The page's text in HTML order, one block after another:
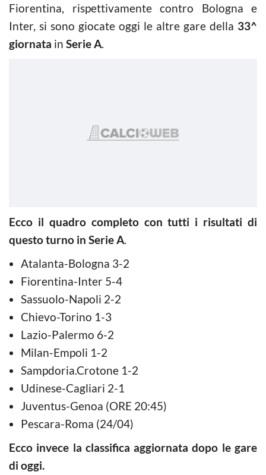
Fiorentina, rispettivamente contro Bologna e
Inter, si sono giocate oggi le altre gare della 33^
giornata in Serie A.
Ecco il quadro completo con tutti i risultati di
questo turno in Serie A.
Atalanta-Bologna 3-2
Fiorentina-Inter 5-4
Sassuolo-Napoli 2-2
Chievo-Torino 1-3
Lazio-Palermo 6-2
Milan-Empoli 1-2
Sampdoria.Crotone 1-2
Udinese-Cagliari 2-1
Juventus-Genoa (ORE 20:45)
Pescara-Roma (24/04)
Ecco invece la classifica aggiornata dopo le gare
di oggi.